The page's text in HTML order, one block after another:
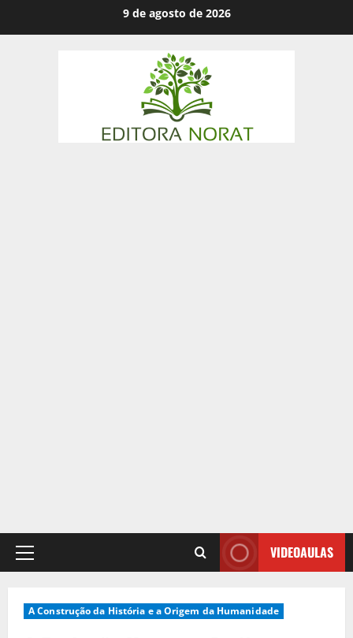
9 de agosto de 2026
Primary
VIDEOAULAS
A Construção da História e a Origem da Humanidade